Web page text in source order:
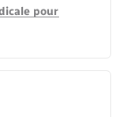
pour